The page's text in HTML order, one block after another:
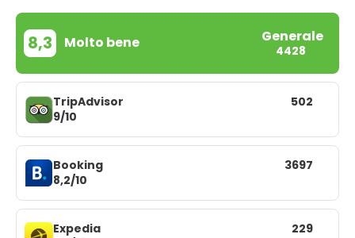
8,3 Molto bene Generale
4428
TripAdvisor
9/10
502
Booking
8,2/10
3697
Expedia
229